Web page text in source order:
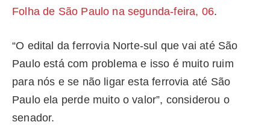
Folha de São Paulo na segunda-feira, 06.
“O edital da ferrovia Norte-sul que vai até São
Paulo está com problema e isso é muito ruim
para nós e se não ligar esta ferrovia até São
Paulo ela perde muito o valor”, considerou o
senador.